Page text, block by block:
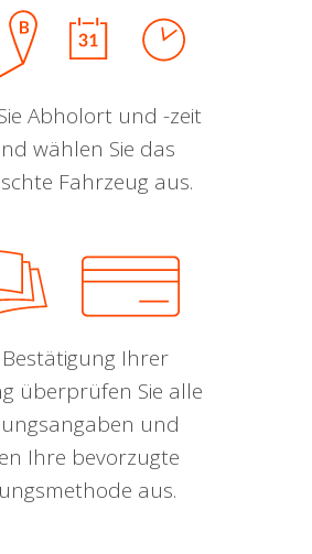
Abholort und -zeit
wählen Sie das
Fahrzeug aus.
Ihrer
überprüfen Sie alle
und
Ihre bevorzugte
aus.